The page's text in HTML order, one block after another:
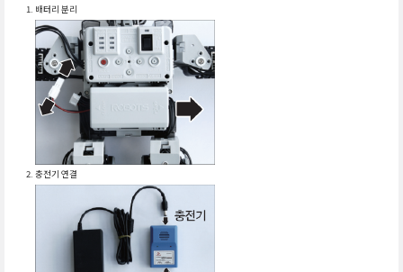
배터리 분리
충전기 연결